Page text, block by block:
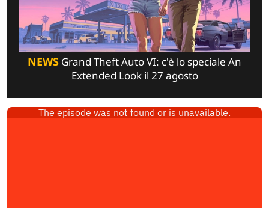
NEWS Grand Theft Auto VI: c'è lo speciale An
Extended Look il 27 agosto